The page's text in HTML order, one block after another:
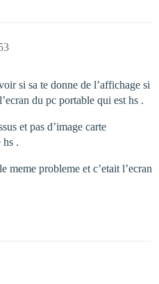
si sa te donne de l’affichage si
du pc portable qui est hs .
et pas d’image carte
hs .
meme probleme et c’etait l’ecran